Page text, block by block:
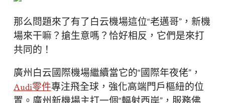
那么問題來了有了白云機場這位“老邁哥”，新機
場來干嘛？搶生意嗎？恰好相反，它們是來打
共同的！
廣州白云國際機場繼續當它的“國際年夜佬”，
Audi零件專注飛全球，強化高端門戶樞紐的位